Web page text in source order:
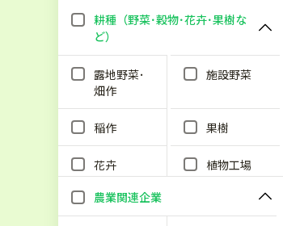
耕種（野菜･穀物･花卉･果樹な
ど）
露地野菜･
畑作
施設野菜
稲作 果樹
花卉
植物工場
農業関連企業